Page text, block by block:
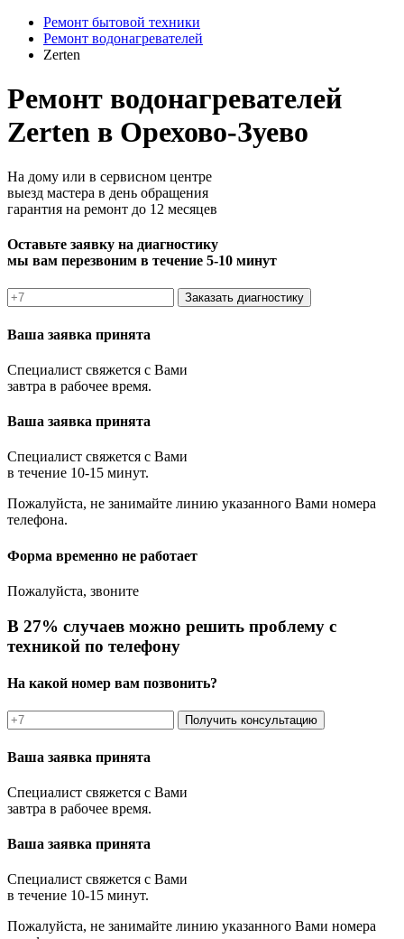
Ремонт бытовой техники
Ремонт водонагревателей
Zerten
Ремонт водонагревателей
Zerten в Орехово-Зуево
На дому или в сервисном центре
выезд мастера в день обращения
гарантия на ремонт до 12 месяцев
Оставьте заявку на диагностику
мы вам перезвоним в течение 5-10 минут
Заказать диагностику
Ваша заявка принята
Специалист свяжется с Вами
завтра в рабочее время.
Ваша заявка принята
Специалист свяжется с Вами
в течение 10-15 минут.
Пожалуйста, не занимайте линию указанного Вами номера
телефона.
Форма временно не работает
Пожалуйста, звоните
В 27% случаев можно решить проблему с
техникой по телефону
На какой номер вам позвонить?
Получить консультацию
Ваша заявка принята
Специалист свяжется с Вами
завтра в рабочее время.
Ваша заявка принята
Специалист свяжется с Вами
в течение 10-15 минут.
Пожалуйста, не занимайте линию указанного Вами номера